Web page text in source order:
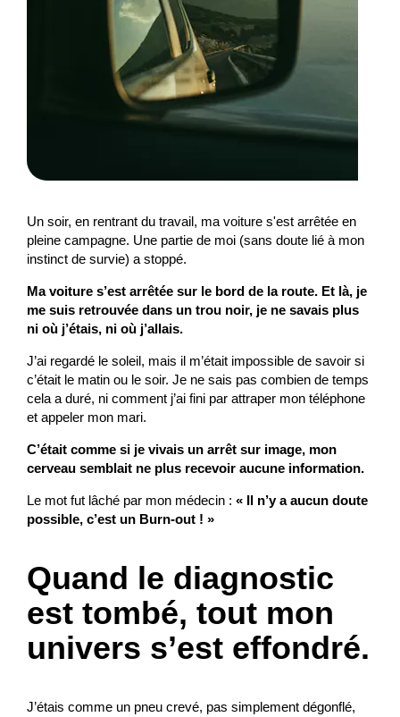
Un soir, en rentrant du travail, ma voiture s'est arrêtée en
pleine campagne. Une partie de moi (sans doute lié à mon
instinct de survie) a stoppé.
Ma voiture s’est arrêtée sur le bord de la route. Et là, je
me suis retrouvée dans un trou noir, je ne savais plus
ni où j’étais, ni où j’allais.
J’ai regardé le soleil, mais il m’était impossible de savoir si
c’était le matin ou le soir. Je ne sais pas combien de temps
cela a duré, ni comment j’ai fini par attraper mon téléphone
et appeler mon mari.
C’était comme si je vivais un arrêt sur image, mon
cerveau semblait ne plus recevoir aucune information.
Le mot fut lâché par mon médecin : « Il n’y a aucun doute
possible, c’est un Burn-out ! »
Quand le diagnostic
est tombé, tout mon
univers s’est effondré.
J’étais comme un pneu crevé, pas simplement dégonflé,